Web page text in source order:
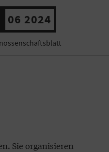
06 2024
Sie organisieren